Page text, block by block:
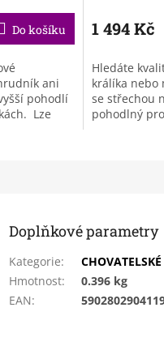
Do košíku
ani
pohodlí
Lze
1 494 Kč
Hledáte
králíka nebo
se střechou
pohodlný
Doplňkové parametry
Kategorie:
Hmotnost:
0.396 kg
EAN: